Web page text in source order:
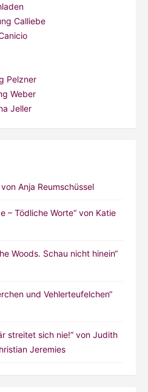
Calliebe
Pelzner
Weber
Jeller
Anja Reumschüssel
– Tödliche Worte“ von Katie
Woods. Schau nicht hinein“
und Vehlerteufelchen“
streitet sich nie!“ von Judith
Jeremies